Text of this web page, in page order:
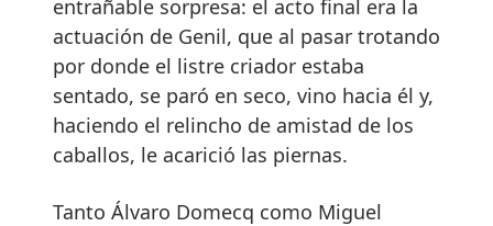
entrañable sorpresa: el acto final era la
actuación de Genil, que al pasar trotando
por donde el listre criador estaba
sentado, se paró en seco, vino hacia él y,
haciendo el relincho de amistad de los
caballos, le acarició las piernas.
Tanto Álvaro Domecq como Miguel